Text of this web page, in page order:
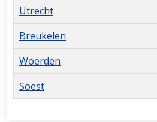
Utrecht
Breukelen
Woerden
Soest